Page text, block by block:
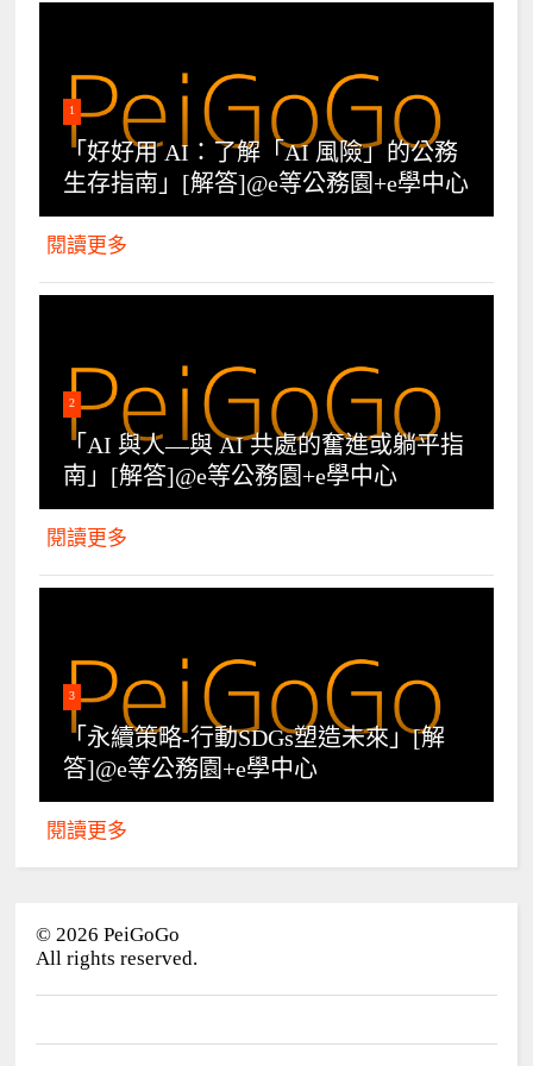
1
「好好用 AI：了解「AI 風險」的公務
生存指南」[解答]@e等公務園+e學中心
閱讀更多
2
「AI 與人—與 AI 共處的奮進或躺平指
南」[解答]@e等公務園+e學中心
閱讀更多
3
「永續策略-行動SDGs塑造未來」[解
答]@e等公務園+e學中心
閱讀更多
© 2026 PeiGoGo
All rights reserved.